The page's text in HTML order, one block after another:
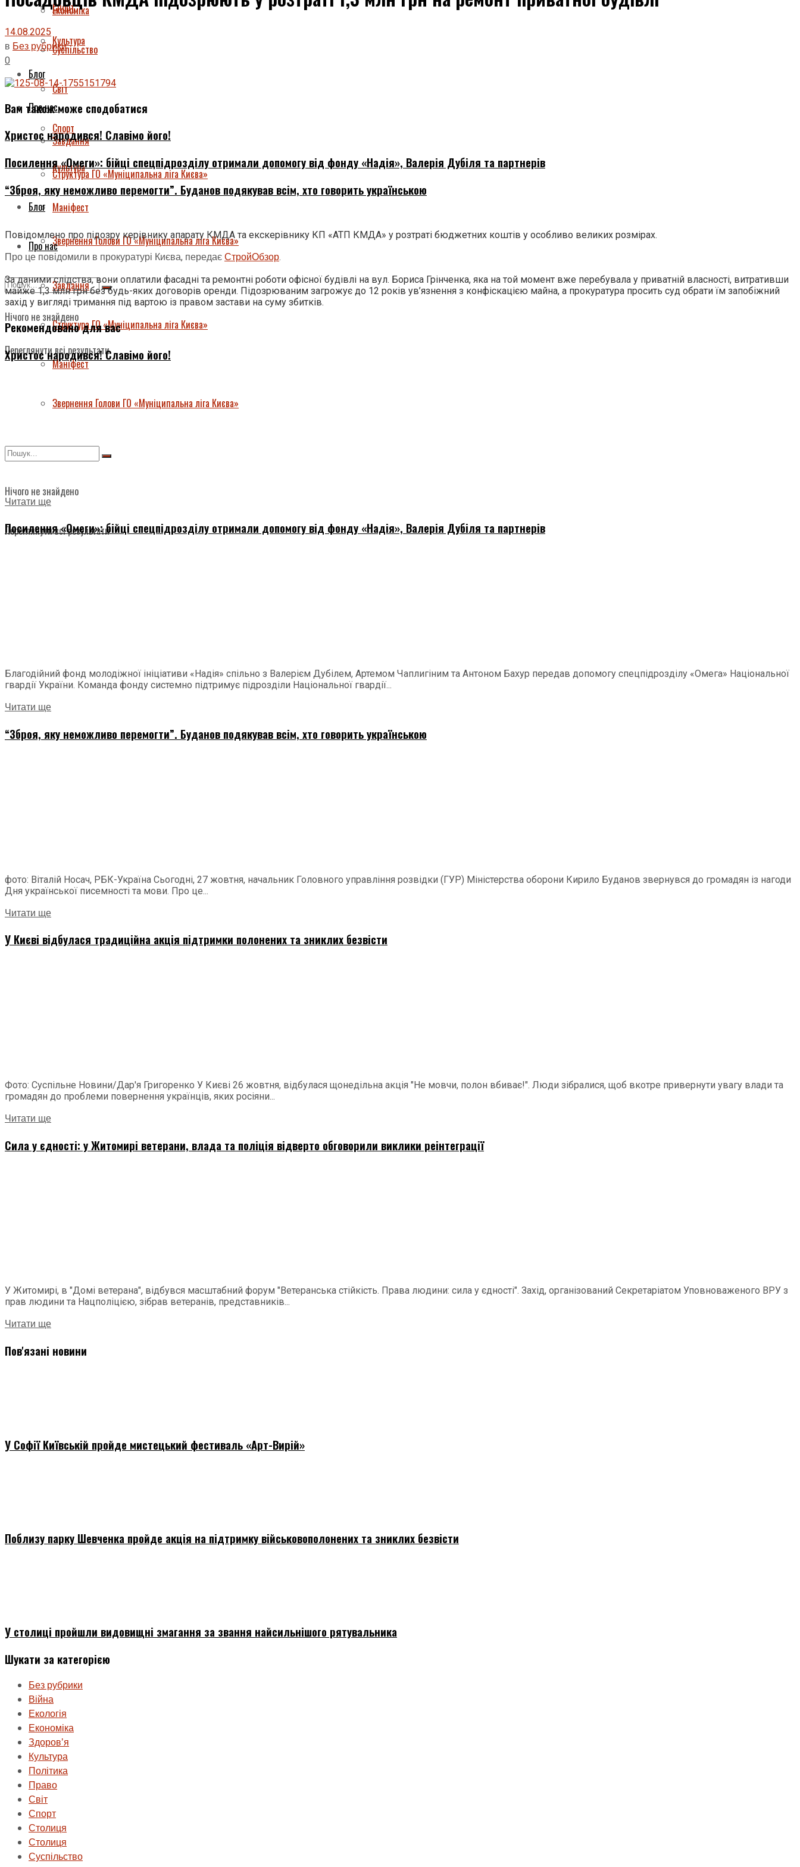
Спорт
Культура
Блог
Про нас
Завдання
Структура ГО «Муніципальна ліга Києва»
Маніфест
Звернення Голови ГО «Муніципальна ліга Києва»
Нічого не знайдено
Переглянути всі результати
Економіка
Суспільство
Світ
Спорт
Культура
Блог
Про нас
Завдання
Структура ГО «Муніципальна ліга Києва»
Маніфест
Звернення Голови ГО «Муніципальна ліга Києва»
Нічого не знайдено
Переглянути всі результати
14.08.2025
в Без рубрики
0
Вам також може сподобатися
Христос народився! Славімо його!
Посилення «Омеги»: бійці спецпідрозділу отримали допомогу від фонду «Надія», Валерія Дубіля та партнерів
“Зброя, яку неможливо перемогти”. Буданов подякував всім, хто говорить українською
Повідомлено про підозру керівнику апарату КМДА та екскерівнику КП «АТП КМДА» у розтраті бюджетних коштів у особливо великих розмірах.
Про це повідомили в прокуратурі Києва, передаєСтройОбзор.
За даними слідства, вони оплатили фасадні та ремонтні роботи офісної будівлі на вул. Бориса Грінченка, яка на той момент вже перебувала у приватній власності, витративши
майже 1,3 млн грн без будь-яких договорів оренди. Підозрюваним загрожує до 12 років ув’язнення з конфіскацією майна, а прокуратура просить суд обрати їм запобіжний
захід у вигляді тримання під вартою із правом застави на суму збитків.
Рекомендовано для вас
Христос народився! Славімо його!
Читати ще
Посилення «Омеги»: бійці спецпідрозділу отримали допомогу від фонду «Надія», Валерія Дубіля та партнерів
Благодійний фонд молодіжної ініціативи «Надія» спільно з Валерієм Дубілем, Артемом Чаплигіним та Антоном Бахур передав допомогу спецпідрозділу «Омега» Національної
гвардії України. Команда фонду системно підтримує підрозділи Національної гвардії...
Читати ще
“Зброя, яку неможливо перемогти”. Буданов подякував всім, хто говорить українською
фото: Віталій Носач, РБК-Україна Сьогодні, 27 жовтня, начальник Головного управління розвідки (ГУР) Міністерства оборони Кирило Буданов звернувся до громадян із нагоди
Дня української писемності та мови. Про це...
Читати ще
У Києві відбулася традиційна акція підтримки полонених та зниклих безвісти
Фото: Суспільне Новини/Дар'я Григоренко У Києві 26 жовтня, відбулася щонедільна акція "Не мовчи, полон вбиває!". Люди зібралися, щоб вкотре привернути увагу влади та
громадян до проблеми повернення українців, яких росіяни...
Читати ще
Сила у єдності: у Житомирі ветерани, влада та поліція відверто обговорили виклики реінтеграції
У Житомирі, в "Домі ветерана", відбувся масштабний форум "Ветеранська стійкість. Права людини: сила у єдності". Захід, організований Секретаріатом Уповноваженого ВРУ з
прав людини та Нацполіцією, зібрав ветеранів, представників...
Читати ще
Пов'язані новини
У Софії Київській пройде мистецький фестиваль «Арт-Вирій»
Поблизу парку Шевченка пройде акція на підтримку військовополонених та зниклих безвісти
У столиці пройшли видовищні змагання за звання найсильнішого рятувальника
Шукати за категорією
Без рубрики
Війна
Екологія
Економіка
Здоровʼя
Культура
Політика
Право
Світ
Спорт
Столиця
Столиця
Суспільство